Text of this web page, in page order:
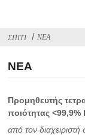
ΣΠΊΤΙ ΝΈΑ
ΝΈΑ
Προμηθευτής
ποιότητας <99,9%
από τον